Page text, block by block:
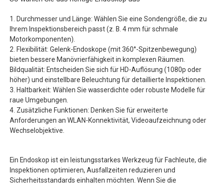
1. Durchmesser und Länge: Wählen Sie eine Sondengröße, die zu
Ihrem Inspektionsbereich passt (z. B. 4 mm für schmale
Motorkomponenten).
2. Flexibilität: Gelenk-Endoskope (mit 360°-Spitzenbewegung)
bieten bessere Manövrierfähigkeit in komplexen Räumen.
Bildqualität: Entscheiden Sie sich für HD-Auflösung (1080p oder
höher) und einstellbare Beleuchtung für detaillierte Inspektionen.
3. Haltbarkeit: Wählen Sie wasserdichte oder robuste Modelle für
raue Umgebungen.
4. Zusätzliche Funktionen: Denken Sie für erweiterte
Anforderungen an WLAN-Konnektivität, Videoaufzeichnung oder
Wechselobjektive.
Ein Endoskop ist ein leistungsstarkes Werkzeug für Fachleute, die
Inspektionen optimieren, Ausfallzeiten reduzieren und
Sicherheitsstandards einhalten möchten. Wenn Sie die